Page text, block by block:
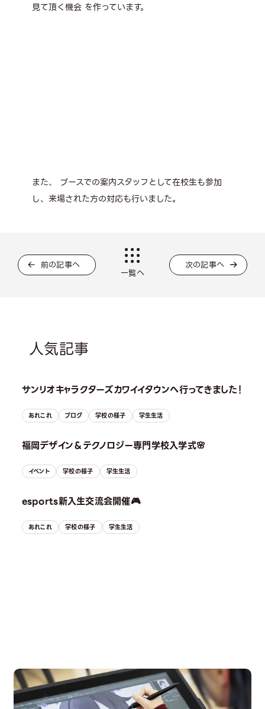
見て頂く機会 を作っています。
また、 ブースでの案内スタッフとして在校生も参加
し、来場された方の対応も行いました。
前の記事へ
一覧へ
次の記事へ
人気記事
サンリオキャラクターズカワイイタウンへ行ってきました！
あれこれ ブログ 学校の様子 学生生活
福岡デザイン＆テクノロジー専門学校入学式🌸
イベント 学校の様子 学生生活
esports新入生交流会開催🎮
あれこれ 学校の様子 学生生活